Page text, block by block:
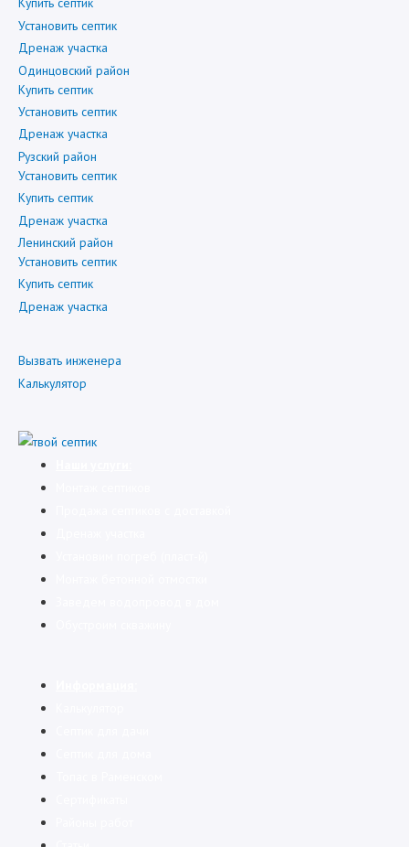
Установить септик
Дренаж участка
Одинцовский район
Купить септик
Установить септик
Дренаж участка
Рузский район
Установить септик
Купить септик
Дренаж участка
Ленинский район
Установить септик
Купить септик
Дренаж участка
Вызвать инженера
Калькулятор